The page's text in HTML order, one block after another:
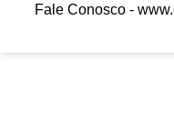
Fale Conosco -